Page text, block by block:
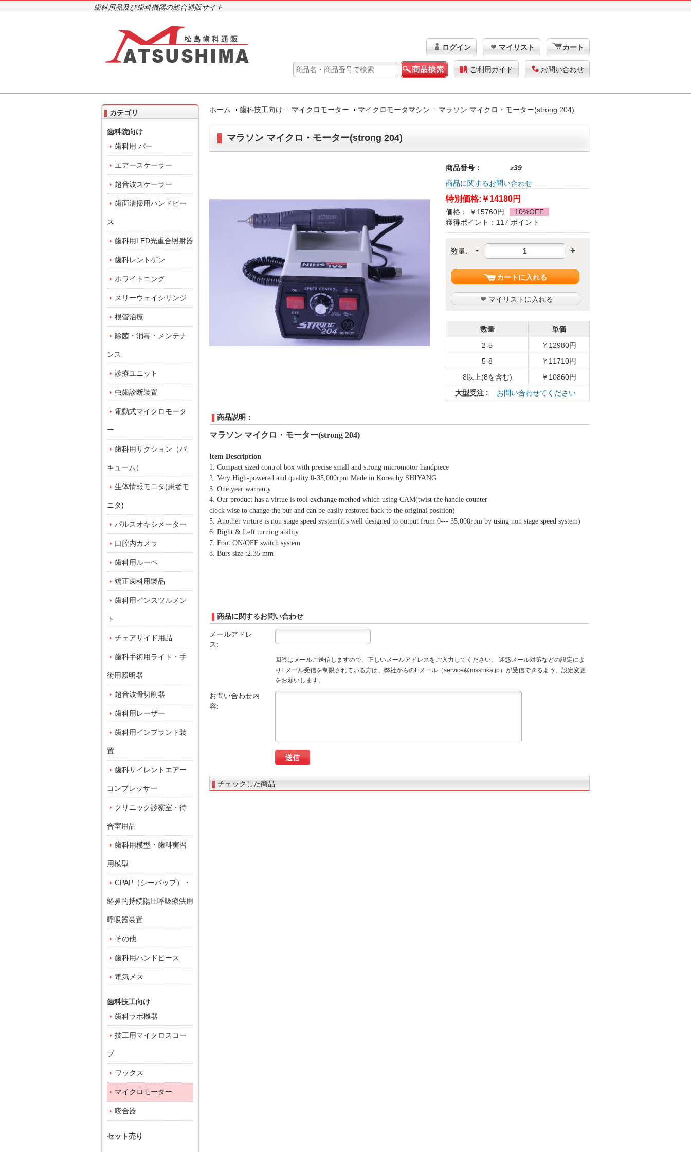
歯科用品及び歯科機器の総合通販サイト
ログイン マイリスト カート
ご利用ガイド お問い合わせ
ホーム 歯科技工向け マイクロモーター マイクロモータマシン マラソン マイクロ・モーター(strong 204)
マラソン マイクロ・モーター(strong 204)
商品番号：
z39
商品に関するお問い合わせ
特別価格: ￥14180円
価格： ￥15760円
10%OFF
獲得ポイント：117 ポイント
数量: - +
カートに入れる
マイリストに入れる
数量
単価
2-5
￥12980円
5-8
￥11710円
8以上(8を含む)
￥10860円
大型受注 : お問い合わせてください
商品説明：
マラソン マイクロ・モーター(strong 204)
Item Description
1. Compact sized control box with precise small and strong micromotor handpiece
2. Very High-powered and quality 0-35,000rpm Made in Korea by SHIYANG
3. One year warranty
4. Our product has a virtue is tool exchange method which using CAM(twist the handle counter-
clock wise to change the bur and can be easily restored back to the original position)
5. Another virture is non stage speed system(it's well designed to output from 0--- 35,000rpm by using non stage speed system)
6. Right & Left turning ability
7. Foot ON/OFF switch system
8. Burs size :2.35 mm
商品に関するお問い合わせ
メールアドレ
ス:
回答はメールご送信しますので、正しいメールアドレスをご入力してください。 迷惑メール対策などの設定によ
りEメール受信を制限されている方は、弊社からのEメール（service@msshika.jp）が受信できるよう、設定変更
をお願いします。
お問い合わせ内
容:
チェックした商品
カテゴリ
歯科院向け
歯科用 バー
エアースケーラー
超音波スケーラー
歯面清掃用ハンドピー
ス
歯科用LED光重合照射器
歯科レントゲン
ホワイトニング
スリーウェイシリンジ
根管治療
除菌・消毒・メンテナ
ンス
診療ユニット
虫歯診断装置
電動式マイクロモータ
ー
歯科用サクション（バ
キューム）
生体情報モニタ(患者モ
ニタ)
パルスオキシメーター
口腔内カメラ
歯科用ルーペ
矯正歯科用製品
歯科用インスツルメン
ト
チェアサイド用品
歯科手術用ライト・手
術用照明器
超音波骨切削器
歯科用レーザー
歯科用インプラント装
置
歯科サイレントエアー
コンプレッサー
クリニック診察室・待
合室用品
歯科用模型・歯科実習
用模型
CPAP（シーパップ）・
経鼻的持続陽圧呼吸療法用
呼吸器装置
その他
歯科用ハンドピース
電気メス
歯科技工向け
歯科ラボ機器
技工用マイクロスコー
プ
ワックス
マイクロモーター
咬合器
セット売り